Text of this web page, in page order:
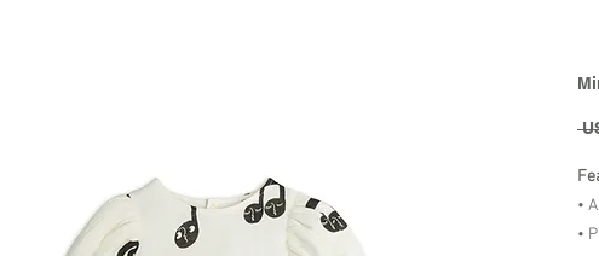
•
•